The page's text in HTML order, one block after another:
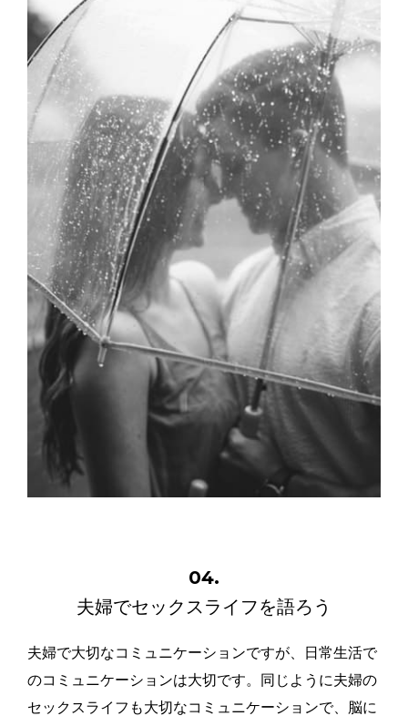
04.
夫婦でセックスライフを語ろう
夫婦で大切なコミュニケーションですが、日常生活で
のコミュニケーションは大切です。同じように夫婦の
セックスライフも大切なコミュニケーションで、脳に